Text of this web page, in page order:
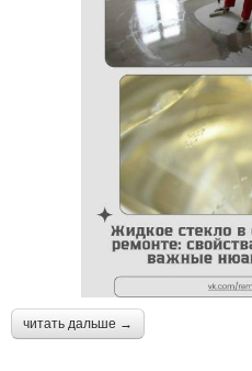
читать дальше →